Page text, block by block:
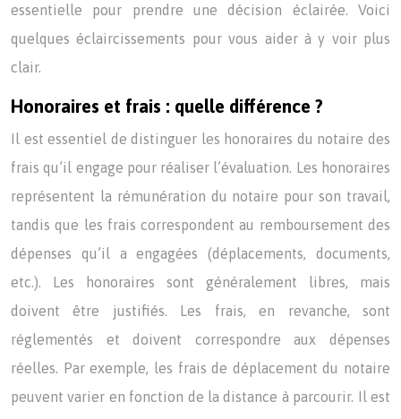
essentielle pour prendre une décision éclairée. Voici
quelques éclaircissements pour vous aider à y voir plus
clair.
Honoraires et frais : quelle différence ?
Il est essentiel de distinguer les honoraires du notaire des
frais qu’il engage pour réaliser l’évaluation. Les honoraires
représentent la rémunération du notaire pour son travail,
tandis que les frais correspondent au remboursement des
dépenses qu’il a engagées (déplacements, documents,
etc.). Les honoraires sont généralement libres, mais
doivent être justifiés. Les frais, en revanche, sont
réglementés et doivent correspondre aux dépenses
réelles. Par exemple, les frais de déplacement du notaire
peuvent varier en fonction de la distance à parcourir. Il est